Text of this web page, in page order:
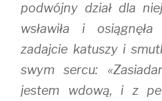
podwójny dział dla
wsławiła i
zadajcie katuszy i
swym sercu:
jestem wdową, i z